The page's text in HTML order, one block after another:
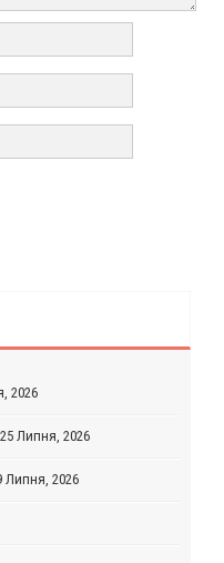
2026
25 Липня, 2026
Липня, 2026